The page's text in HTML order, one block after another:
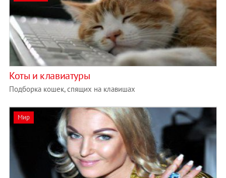
Коты и клавиатуры
Подборка кошек, спящих на клавишах
Мир